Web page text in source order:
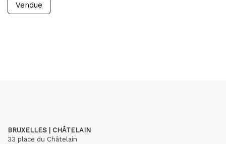
Vendue
BRUXELLES | CHÂTELAIN
33 place du Châtelain